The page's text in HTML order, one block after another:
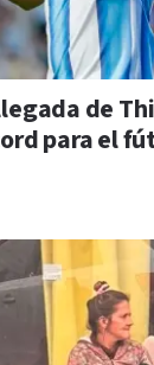
de
para el